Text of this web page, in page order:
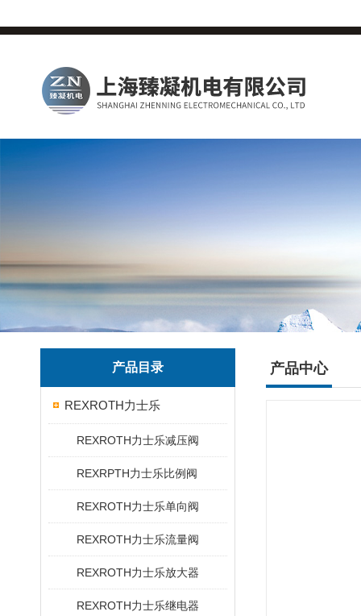
产品目录
REXROTH力士乐
REXROTH力士乐减压阀
REXRPTH力士乐比例阀
REXROTH力士乐单向阀
REXROTH力士乐流量阀
REXROTH力士乐放大器
REXROTH力士乐继电器
产品中心